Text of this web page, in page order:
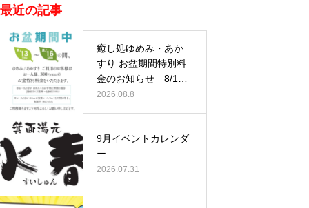
最近の記事
癒し処ゆめみ・あか
すり お盆期間特別料
金のお知らせ 8/13
(木)…
2026.08.8
9月イベントカレンダ
ー
2026.07.31